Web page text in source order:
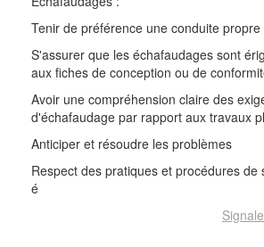
Tenir de préférence une conduite propre
S'assurer que les échafaudages sont
aux fiches de conception ou de
Avoir une compréhension claire des
d'échafaudage par rapport aux travaux
Anticiper et résoudre les problèmes
Respect des pratiques et procédures de
é